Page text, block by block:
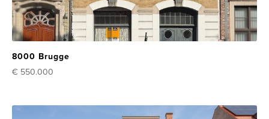
8000 Brugge
€ 550.000